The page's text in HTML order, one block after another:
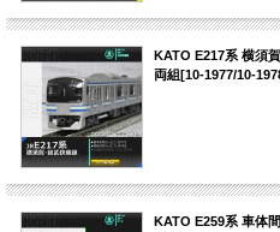
KATO E217系 横須
両組[10-1977/10-
KATO E259系 車体